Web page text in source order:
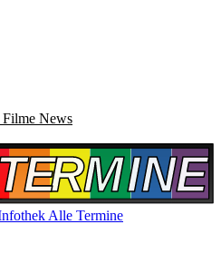
Filme News
Alle Termine